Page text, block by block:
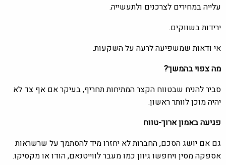
עלייה במחירים לצרכנים ולתעשייה.
ירידות בשווקים.
אי ודאות שמשפיעה לרעה על השקעות.
מה צפוי בהמשך?
סביר להניח שבטווח הקצר המתיחות תחריף, בעיקר אם אף צד לא
יהיה מוכן לוותר ראשון.
פגיעה באמון ארוך-טווח
גם אם יושג הסכם, החברות לא יחזרו מיד להסתמך על שרשראות
אספקה מסין ויחפשו גיוון כמו מעבר לווייטנאם, הודו או מקסיקו.